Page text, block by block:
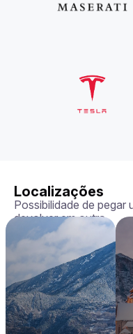
Localizações
Possibilidade de pegar
devolver em outra